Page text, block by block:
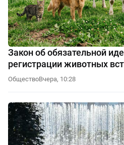
Закон об обязательной
регистрации животных
ОбществоВчера, 10:28